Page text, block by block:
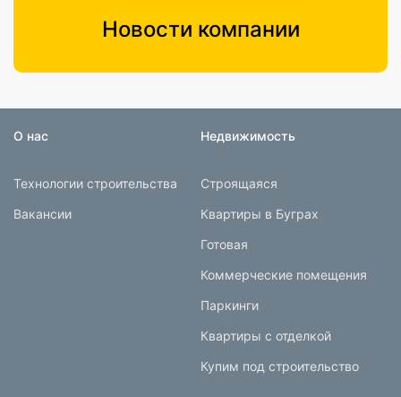
Новости компании
О нас
Технологии строительства
Вакансии
Недвижимость
Строящаяся
Квартиры в Буграх
Готовая
Коммерческие помещения
Паркинги
Квартиры с отделкой
Купим под строительство